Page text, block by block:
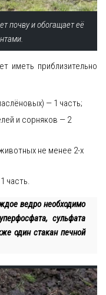
почву и обогащает её
иметь приблизительно
— 1 часть;
и сорняков — 2
не менее 2-х
часть.
ведро необходимо
сульфата
один стакан печной